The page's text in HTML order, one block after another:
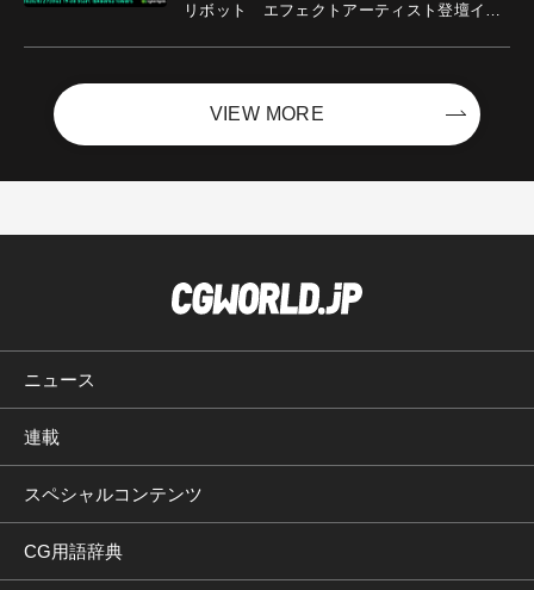
リボット エフェクトアーティスト登壇イベ
VIEW MORE
ニュース
連載
スペシャルコンテンツ
CG用語辞典